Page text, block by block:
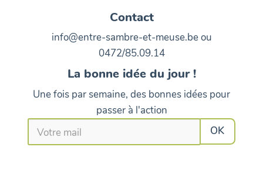
Contact
info@entre-sambre-et-meuse.be ou
0472/85.09.14
La bonne idée du jour !
Une fois par semaine, des bonnes idées pour
passer à l'action